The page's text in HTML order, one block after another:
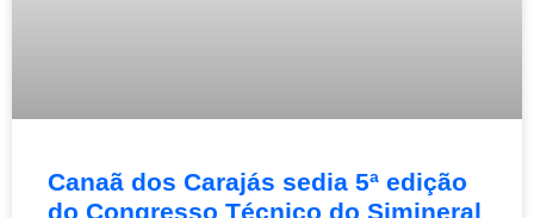
Canaã dos Carajás sedia 5ª edição
do Congresso Técnico do Simineral